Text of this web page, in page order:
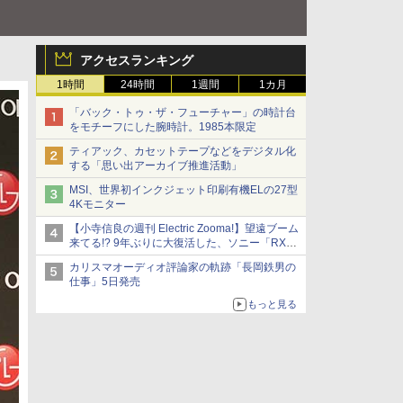
アクセスランキング
1時間 24時間 1週間 1カ月
「バック・トゥ・ザ・フューチャー」の時計台
をモチーフにした腕時計。1985本限定
ティアック、カセットテープなどをデジタル化
する「思い出アーカイブ推進活動」
MSI、世界初インクジェット印刷有機ELの27型
4Kモニター
【小寺信良の週刊 Electric Zooma!】望遠ブーム
来てる!? 9年ぶりに大復活した、ソニー「RX10
V」
カリスマオーディオ評論家の軌跡「長岡鉄男の
仕事」5日発売
もっと見る